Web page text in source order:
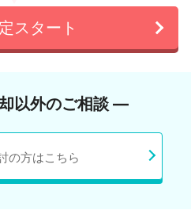
スタート
以外のご相談 ―
の方はこちら